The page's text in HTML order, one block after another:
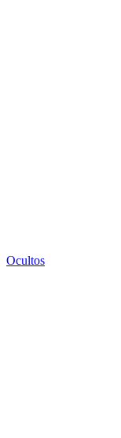
Ocultos